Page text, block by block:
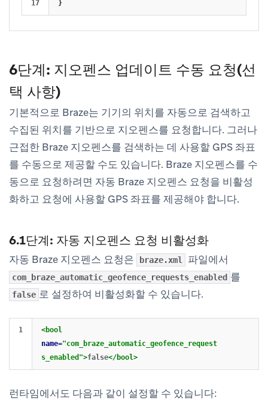
}
6단계: 지오펜스 업데이트 수동 요청(선
택 사항)
기본적으로 Braze는 기기의 위치를 자동으로 검색하고
수집된 위치를 기반으로 지오펜스를 요청합니다. 그러나
근접한 Braze 지오펜스를 검색하는 데 사용할 GPS 좌표
를 수동으로 제공할 수도 있습니다. Braze 지오펜스를 수
동으로 요청하려면 자동 Braze 지오펜스 요청을 비활성
화하고 요청에 사용할 GPS 좌표를 제공해야 합니다.
6.1단계: 자동 지오펜스 요청 비활성화
자동 Braze 지오펜스 요청은 braze.xml 파일에서
com_braze_automatic_geofence_requests_enabled 를
false 로 설정하여 비활성화할 수 있습니다.
<bool
name="com_braze_automatic_geofence_request
s_enabled">false</bool>
런타임에서도 다음과 같이 설정할 수 있습니다: